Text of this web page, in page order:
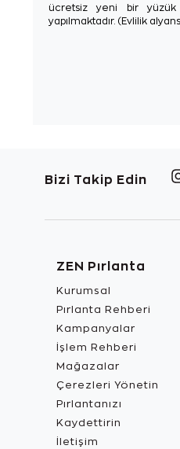
ücretsiz yeni bir yüzük
yapılmaktadır. (Evlilik
Bizi Takip Edin
ZEN Pırlanta
Kurumsal
Pırlanta Rehberi
Kampanyalar
İşlem Rehberi
Mağazalar
Çerezleri Yönetin
Pırlantanızı
Kaydettirin
İletişim